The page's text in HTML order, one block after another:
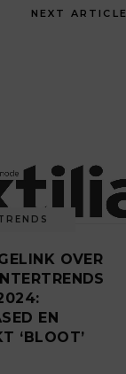
NEXT ARTICLE
OVER
EN
‘BLOOT’